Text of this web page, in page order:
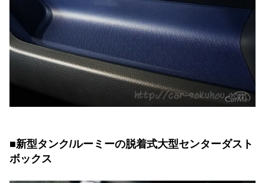
■新型タンク/ルーミーの脱着式大型センターダスト
ボックス